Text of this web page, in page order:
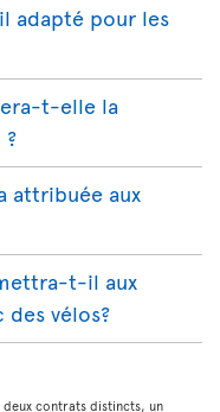
adapté pour les
t-elle la
attribuée aux
t-il aux
des vélos?
deux contrats distincts, un